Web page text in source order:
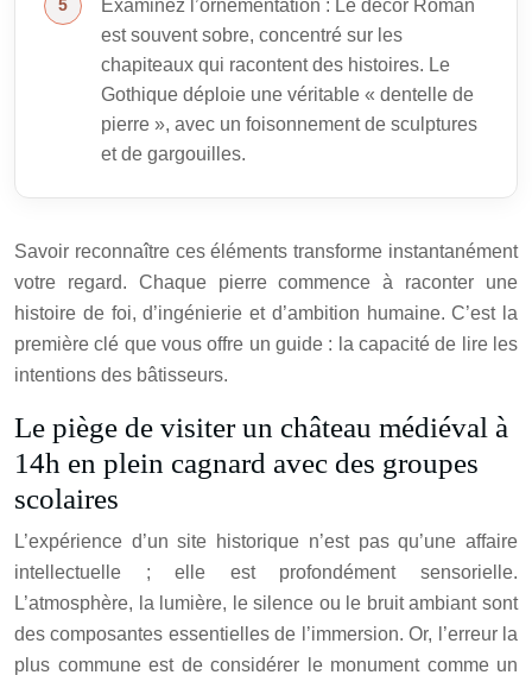
Examinez l’ornementation : Le décor Roman
est souvent sobre, concentré sur les
chapiteaux qui racontent des histoires. Le
Gothique déploie une véritable « dentelle de
pierre », avec un foisonnement de sculptures
et de gargouilles.
Savoir reconnaître ces éléments transforme instantanément
votre regard. Chaque pierre commence à raconter une
histoire de foi, d’ingénierie et d’ambition humaine. C’est la
première clé que vous offre un guide : la capacité de lire les
intentions des bâtisseurs.
Le piège de visiter un château médiéval à
14h en plein cagnard avec des groupes
scolaires
L’expérience d’un site historique n’est pas qu’une affaire
intellectuelle ; elle est profondément sensorielle.
L’atmosphère, la lumière, le silence ou le bruit ambiant sont
des composantes essentielles de l’immersion. Or, l’erreur la
plus commune est de considérer le monument comme un